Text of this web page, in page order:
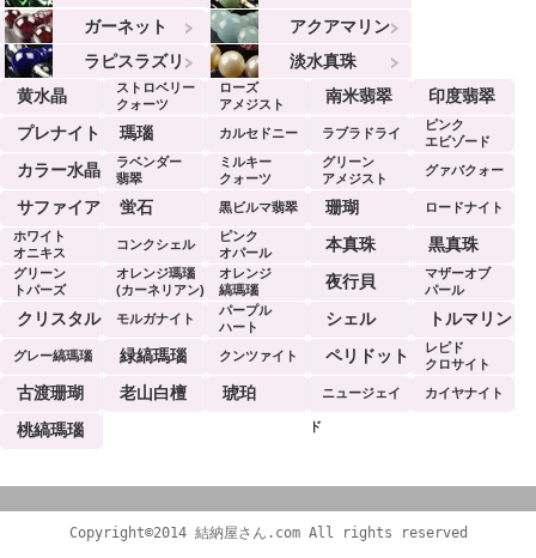
ガーネット
アクアマリン
ラピスラズリ
淡水真珠
黄水晶
ストロベリー
クォーツ
ローズ
アメジスト
南米翡翠
印度翡翠
プレナイト
瑪瑙 カルセドニー ラブラドライ
ピンク
エビゾード
カラー水晶
ラベンダー
翡翠
ミルキー
クォーツ
グリーン
アメジスト
グァバクォー
サファイア 蛍石 黒ビルマ翡翠 珊瑚
ロードナイト
ホワイト
オニキス
コンクシェル
ピンク
オパール
本真珠 黒真珠
グリーン
トパーズ
オレンジ瑪瑙
(カーネリアン)
オレンジ
縞瑪瑙
夜行貝
マザーオブ
パール
クリスタル モルガナイト
パープル
ハート
シェル トルマリン
グレー縞瑪瑙 緑縞瑪瑙 クンツァイト ペリドット
レピド
クロサイト
古渡珊瑚 老山白檀 琥珀 ニュージェイ
ド
カイヤナイト
桃縞瑪瑙
Copyright©2014 結納屋さん.com All rights reserved